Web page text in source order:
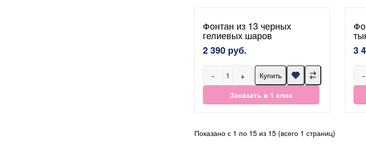
Фонтан из 13 черных
гелиевых шаров
2 390 руб.
- +
Купить
Заказать в 1 клик
3
-
Показано с 1 по 15 из 15 (всего 1 страниц)